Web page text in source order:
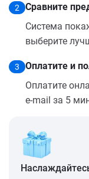
2
Сравните
Система
выберите
3
Оплатите и
Оплатите
e-mail за 5